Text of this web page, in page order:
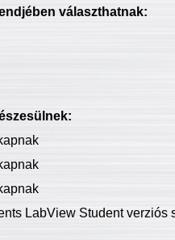
választhatnak:
LabView Student verziós